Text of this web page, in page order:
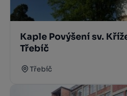
Kaple Povýšení sv.
Třebíč
Třebíč